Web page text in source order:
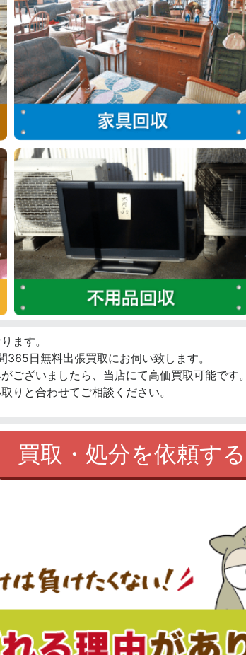
ます。
日無料出張買取にお伺い致します。
ございましたら、当店にて高価買取可能です。
りと合わせてご相談ください。
買取・処分を依頼する